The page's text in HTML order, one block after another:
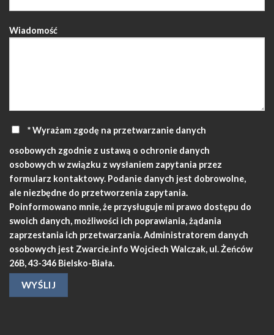
Wiadomość
* Wyrażam zgodę na przetwarzanie danych
osobowych zgodnie z ustawą o ochronie danych
osobowych w związku z wysłaniem zapytania przez
formularz kontaktowy. Podanie danych jest dobrowolne,
ale niezbędne do przetworzenia zapytania.
Poinformowano mnie, że przysługuje mi prawo dostępu do
swoich danych, możliwości ich poprawiania, żądania
zaprzestania ich przetwarzania. Administratorem danych
osobowych jest Zwarcie.info Wojciech Walczak, ul. Żeńców
26B, 43-346 Bielsko-Biała.